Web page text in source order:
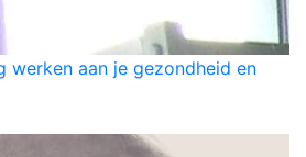
werken aan je gezondheid en